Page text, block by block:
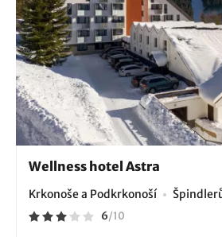
Wellness hotel Astra
Krkonoše a Podkrkonoší
6/10